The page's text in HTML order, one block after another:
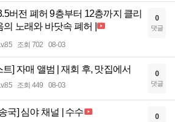
버전 폐허 9층부터 12층까지 클리
노래와 바닷속 폐허 |
조회 702 08-03
0
댓글
트] 자매 앨범 | 재회 후, 맛집에서
조회 449 08-03
0
댓글
국] 심야 채널 | 수수 0